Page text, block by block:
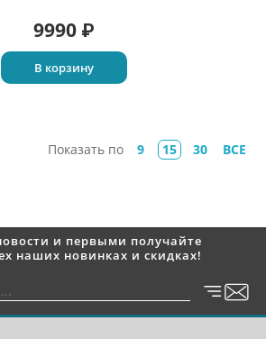
9990 ₽
В корзину
Показать по 9 15 30 ВСЕ
и первыми получайте
наших новинках и скидках!